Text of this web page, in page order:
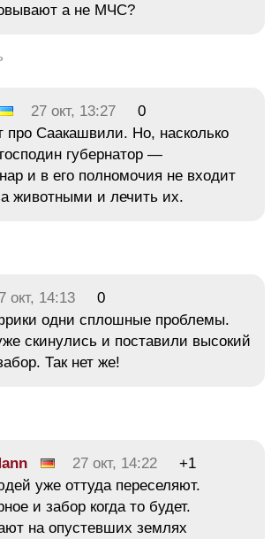
а не МЧС?
27 окт, 13:27
0
про Саакашвили. Но, насколько
губернатор —
и в его полномочия не входит
животными и лечить их.
окт, 14:13
0
одни сплошные проблемы.
скинулись и поставили высокий
Так нет же!
27 окт, 14:22
+1
уже оттуда переселяют.
и забор когда то будет.
на опустевших землях